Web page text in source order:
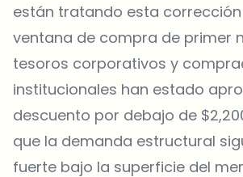
están tratando esta
ventana de compra de primer
tesoros corporativos y
institucionales han estado
descuento por debajo de
que la demanda estructural
fuerte bajo la superficie del